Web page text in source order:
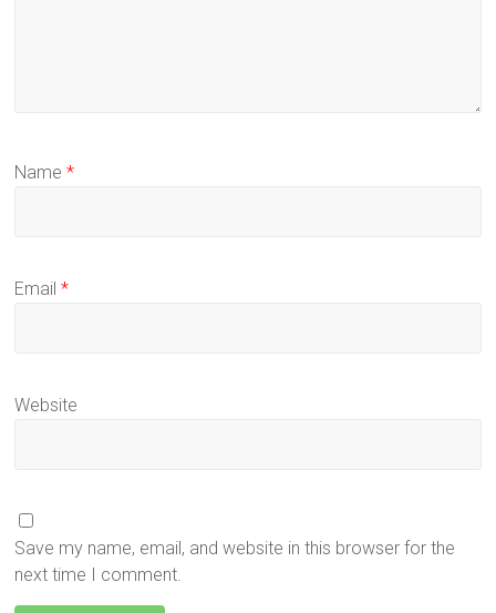
Name*
Email*
Website
Save my name, email, and website in this browser for the
next time I comment.